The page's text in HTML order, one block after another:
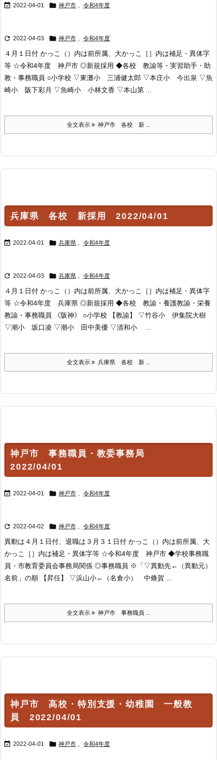
 2022-04-01  神戸市 , 令和4年度
 2022-04-03  神戸市 , 令和4年度
４月１日付 かっこ（）内は前所属、大かっこ［］内は補足・異体字
等 ☆令和4年度 神戸市 ◎新規採用 ◆各校 教諭等・実習助手・助
教・事務職員 ○小学校 ▽東灘小 三浦健太郎 ▽本庄小 今出泉 ▽魚
崎小 阪下彩月 ▽魚崎小 小林文香 ▽本山第 ...
全文表示 神戸市 各校 新 ...
兵庫県 各校 新採用 2022/04/01
 2022-04-01  兵庫県 , 令和4年度
 2022-04-03  兵庫県 , 令和4年度
４月１日付 かっこ（）内は前所属、大かっこ［］内は補足・異体字
等 ☆令和4年度 兵庫県 ◎新規採用 ◆各校 教諭・養護教諭・栄養
教諭・事務職員 《阪神》 ○小学校 【教諭】 ▽竹谷小 伊集院大樹
▽潮小 坂口凌 ▽潮小 田中美優 ▽清和小 ...
全文表示 兵庫県 各校 新 ...
神戸市 事務職員・教委事務局
2022/04/01
 2022-04-01  神戸市 , 令和4年度
 2022-04-02  神戸市 , 令和4年度
異動は４月１日付、退職は３月３１日付 かっこ（）内は前所属、大
かっこ［］内は補足・異体字等 ☆令和4年度 神戸市 ◆学校事務職
員・市教育委員会事務局関係 ◎事務職員 ※「▽異動先←（異動元）
名前」の順 【昇任】 ▽浜山小←（名倉小） 中條賀 ...
全文表示 神戸市 事務職員 ...
神戸市 高校・特別支援・幼稚園 一般教
員 2022/04/01
 2022-04-01  神戸市 , 令和4年度